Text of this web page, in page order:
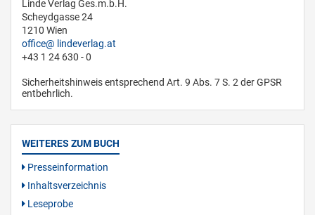
Linde Verlag Ges.m.b.H.
Scheydgasse 24
1210 Wien
office
lindeverlag.at
+43 1 24 630 - 0
Sicherheitshinweis entsprechend Art. 9 Abs. 7 S. 2 der GPSR
entbehrlich.
WEITERES ZUM BUCH
Presseinformation
Inhaltsverzeichnis
Leseprobe